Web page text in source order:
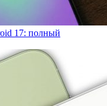
17: полный